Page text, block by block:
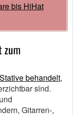
bis HiHat
zum
behandelt,
sind.
Gitarren-,